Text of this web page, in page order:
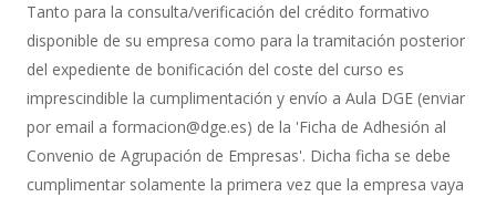
de
Bonificación
Tanto para la consulta/verificación del crédito formativo
disponible de su empresa como para la tramitación posterior
del expediente de bonificación del coste del curso es
imprescindible la cumplimentación y envío a Aula DGE (enviar
por email a formacion@dge.es) de la 'Ficha de Adhesión al
Convenio de Agrupación de Empresas'. Dicha ficha se debe
cumplimentar solamente la primera vez que la empresa vaya